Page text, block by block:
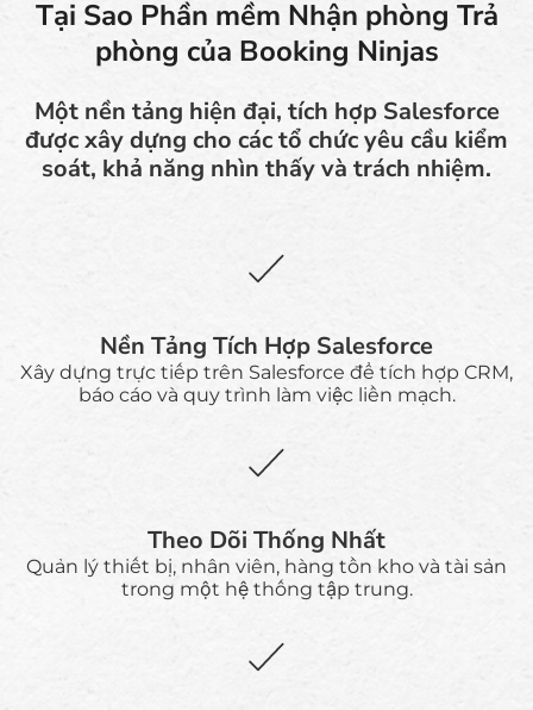
Tại Sao Phần mềm Nhận phòng Trả
phòng của Booking Ninjas
Một nền tảng hiện đại, tích hợp Salesforce
được xây dựng cho các tổ chức yêu cầu kiểm
soát, khả năng nhìn thấy và trách nhiệm.
Nền Tảng Tích Hợp Salesforce
Xây dựng trực tiếp trên Salesforce để tích hợp CRM,
báo cáo và quy trình làm việc liền mạch.
Theo Dõi Thống Nhất
Quản lý thiết bị, nhân viên, hàng tồn kho và tài sản
trong một hệ thống tập trung.